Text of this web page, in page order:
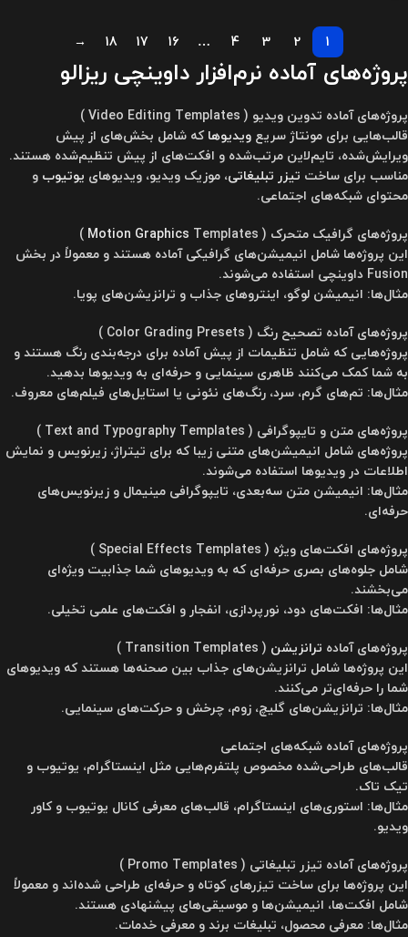
1
2
3
4
…
16
17
18
→
پروژه‌های آماده نرم‌افزار داوینچی ریزالو
پروژه‌های آماده تدوین ویدیو ( Video Editing Templates )
قالب‌هایی برای مونتاژ سریع ویدیوهاکه شامل بخش‌های از پیش
ویرایش‌شده، تایم‌لاین مرتب‌شده و افکت‌های از پیش تنظیم‌شده هستند.
مناسب برای ساخت تیزر تبلیغاتی، موزیک ویدیو، ویدیوهای یوتیوب و
محتوای شبکه‌های اجتماعی.
پروژه‌های گرافیک متحرک (
Motion Graphics Templates )
این پروژه‌ها شامل انیمیشن‌های گرافیکی آماده هستند و معمولاً در بخش
Fusion داوینچی استفاده می‌شوند.
مثال‌ها: انیمیشن لوگو، اینتروهای جذاب و ترانزیشن‌های پویا.
پروژه‌های آماده تصحیح رنگ ( Color Grading Presets )
پروژه‌هایی که شامل تنظیمات از پیش آماده برای درجه‌بندی رنگ هستند و
به شما کمک می‌کنند ظاهری سینمایی و حرفه‌ای به ویدیوها بدهید.
مثال‌ها: تم‌های گرم، سرد، رنگ‌های نئونی یا استایل‌های فیلم‌های معروف.
پروژه‌های متن و تایپوگرافی ( Text and Typography Templates )
پروژه‌های شامل انیمیشن‌های متنی زیبا که برای تیتراژ، زیرنویس و نمایش
اطلاعات در ویدیوها استفاده می‌شوند.
مثال‌ها: انیمیشن متن سه‌بعدی، تایپوگرافی مینیمال و زیرنویس‌های
حرفه‌ای.
پروژه‌های افکت‌های ویژه ( Special Effects Templates )
شامل جلوه‌های بصری حرفه‌ای که به ویدیوهای شما جذابیت ویژه‌ای
می‌بخشند.
مثال‌ها: افکت‌های دود، نورپردازی، انفجار و افکت‌های علمی تخیلی.
پروژه‌های آماده ترانزیشن ( Transition Templates )
این پروژه‌ها شامل ترانزیشن‌های جذاب بین صحنه‌ها هستند که ویدیوهای
شما را حرفه‌ای‌تر می‌کنند.
مثال‌ها: ترانزیشن‌های گلیچ، زوم، چرخش و حرکت‌های سینمایی.
پروژه‌های آماده شبکه‌های اجتماعی
قالب‌های طراحی‌شده مخصوص پلتفرم‌هایی مثل اینستاگرام، یوتیوب و
تیک تاک.
مثال‌ها: استوری‌های اینستاگرام، قالب‌های معرفی کانال یوتیوب و کاور
ویدیو.
پروژه‌های آماده تیزر تبلیغاتی ( Promo Templates )
این پروژه‌ها برای ساخت تیزرهای کوتاه و حرفه‌ای طراحی شده‌اند و معمولاً
شامل افکت‌ها، انیمیشن‌ها و موسیقی‌های پیشنهادی هستند.
مثال‌ها: معرفی محصول، تبلیغات برند و معرفی خدمات.